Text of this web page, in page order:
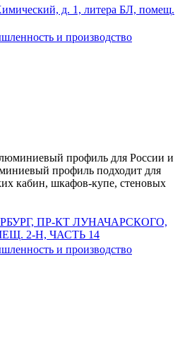
д. 1, литера БЛ, помещ.
и производство
профиль для России и
профиль подходит для
кабин, шкафов‑купе, стеновых
ПР-КТ ЛУНАЧАРСКОГО,
2-Н, ЧАСТЬ 14
и производство